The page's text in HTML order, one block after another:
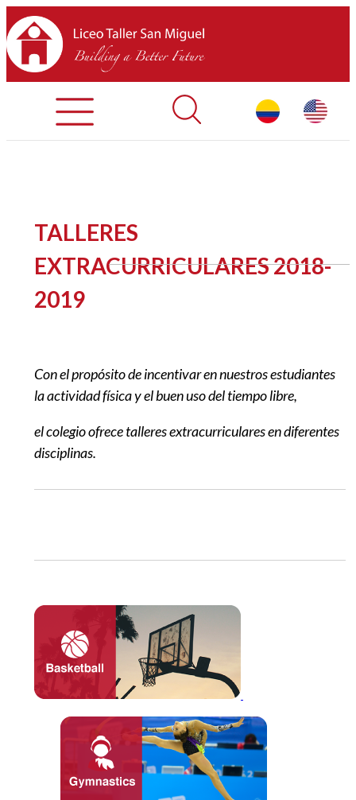
SOBRE LTSM
EGRESADOS
TALLERES
EXTRACURRICULARES 2018-
2019
Con el propósito de incentivar en nuestros estudiantes
la actividad física y el buen uso del tiempo libre,
el colegio ofrece talleres extracurriculares en diferentes
disciplinas.